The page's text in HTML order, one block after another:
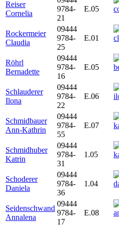
Reiser
Cornelia
9784-
21
E.05
Rockermeier
Claudia
09444
9784-
25
E.01
Röhrl
Bernadette
09444
9784-
16
E.05
Schlauderer
Ilona
09444
9784-
22
E.06
Schmidbauer
Ann-Kathrin
09444
9784-
55
E.07
Schmidhuber
Katrin
09444
9784-
31
1.05
Schoderer
Daniela
09444
9784-
36
1.04
Seidenschwand
Annalena
09444
9784-
17
E.08